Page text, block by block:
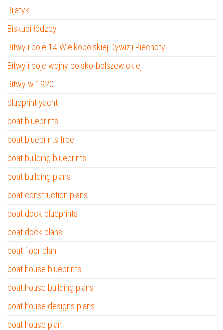
Bijatyki
Biskupi łódzcy
Bitwy i boje 14 Wielkopolskiej Dywizji Piechoty
Bitwy i boje wojny polsko-bolszewickiej
Bitwy w 1920
blueprint yacht
boat blueprints
boat blueprints free
boat building blueprints
boat building plans
boat construction plans
boat dock blueprints
boat dock plans
boat floor plan
boat house blueprints
boat house building plans
boat house designs plans
boat house plan